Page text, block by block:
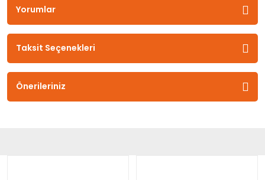
Yorumlar
Taksit Seçenekleri
Önerileriniz